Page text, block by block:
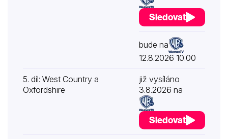
Sledovat
bude na
12.8.2026 10.00
5. díl: West Country a
Oxfordshire
již vysíláno
3.8.2026 na
Sledovat